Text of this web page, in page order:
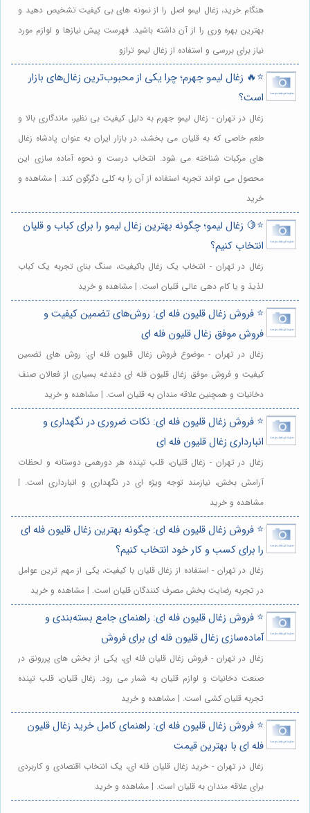
هنگام خرید، زغال لیمو اصل را از نمونه های بی کیفیت تشخیص دهید و
بهترین بهره وری را از آن داشته باشید. فهرست پیش نیازها و لوازم مورد
نیاز برای بررسی و استفاده از زغال لیمو ترازو
⭐️🔥 زغال لیمو جهرم؛ چرا یکی از محبوب‌ترین زغال‌های بازار
است؟
زغال در تهران - زغال لیمو جهرم به دلیل کیفیت بی نظیر، ماندگاری بالا و
طعم خاصی که به قلیان می بخشد، در بازار ایران به عنوان پادشاه زغال
های مرکبات شناخته می شود. انتخاب درست و نحوه آماده سازی این
محصول می تواند تجربه استفاده از آن را به کلی دگرگون کند. | مشاهده و
خرید
⭐️🍋 زغال لیمو؛ چگونه بهترین زغال لیمو را برای کباب و قلیان
انتخاب کنیم؟
زغال در تهران - انتخاب یک زغال باکیفیت، سنگ بنای تجربه یک کباب
لذیذ و یا کام دهی عالی قلیان است. | مشاهده و خرید
⭐️ فروش زغال قلیون فله ای: روش‌های تضمین کیفیت و
فروش موفق زغال قلیون فله ای
زغال در تهران - موضوع فروش زغال قلیون فله ای: روش های تضمین
کیفیت و فروش موفق زغال قلیون فله ای دغدغه بسیاری از فعالان صنف
دخانیات و همچنین علاقه مندان به قلیان است. | مشاهده و خرید
⭐️ فروش زغال قلیون فله ای: نکات ضروری در نگهداری و
انبارداری زغال قلیون فله ای
زغال در تهران - زغال قلیان، قلب تپنده هر دورهمی دوستانه و لحظات
آرامش بخش، نیازمند توجه ویژه ای در نگهداری و انبارداری است. |
مشاهده و خرید
⭐️ فروش زغال قلیون فله ای: چگونه بهترین زغال قلیون فله ای
را برای کسب و کار خود انتخاب کنیم؟
زغال در تهران - استفاده از زغال قلیان با کیفیت، یکی از مهم ترین عوامل
در تجربه رضایت بخش مصرف کنندگان قلیان است. | مشاهده و خرید
⭐️ فروش زغال قلیون فله ای: راهنمای جامع بسته‌بندی و
آماده‌سازی زغال قلیون فله ای برای فروش
زغال در تهران - فروش زغال قلیان فله ای، یکی از بخش های پررونق در
صنعت دخانیات و لوازم قلیان به شمار می رود. زغال قلیان، قلب تپنده
تجربه قلیان کشی است. | مشاهده و خرید
⭐️ فروش زغال قلیون فله ای: راهنمای کامل خرید زغال قلیون
فله ای با بهترین قیمت
زغال در تهران - خرید زغال قلیان فله ای، یک انتخاب اقتصادی و کاربردی
برای علاقه مندان به قلیان است. | مشاهده و خرید